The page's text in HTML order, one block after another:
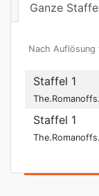
Ganze
Nach Auflösung
Staffel 1
Staffel 1